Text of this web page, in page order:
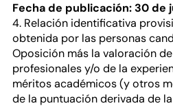
Fecha de publicación: 30 de
4. Relación identificativa
obtenida por las personas
Oposición más la valoración
profesionales y/o de la
méritos académicos (y otros
de la puntuación derivada de